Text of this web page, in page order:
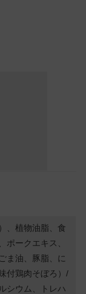
、植物油脂、食
ポークエキス、
ま油、豚脂、に
付鶏肉そぼろ）/
シウム、トレハ